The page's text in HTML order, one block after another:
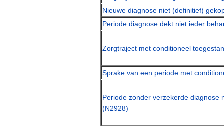
Nieuwe diagnose niet (definitief)
Periode diagnose dekt niet ieder
Zorgtraject met conditioneel
Sprake van een periode met
Periode zonder verzekerde diagnose
(N2928)